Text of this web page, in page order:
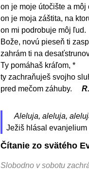
on je moje útočište a môj
on je moja záštita, na
on mi podrobuje môj ľud.
Bože, novú pieseň ti
zahrám ti na
Ty pomáhaš kráľom, *
ty zachraňuješ svojho
pred mečom záhuby.
R.
Aleluja, aleluja,
Ježiš hlásal
Čítanie zo svätého
Slobodno v sobotu